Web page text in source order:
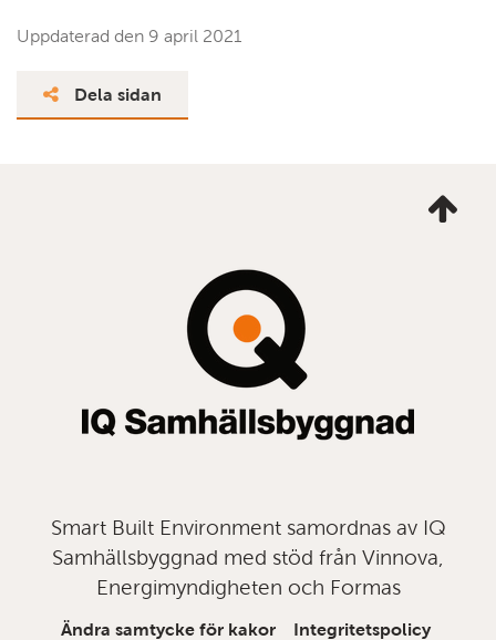
Uppdaterad den 9 april 2021
Dela sidan
mig
Smart Built Environment samordnas av IQ
Samhällsbyggnad med stöd från Vinnova,
Energimyndigheten och Formas
Ändra samtycke för kakor Integritetspolicy